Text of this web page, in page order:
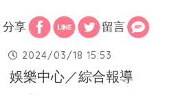
分享 留言
2024/03/18 15:53
娛樂中心／綜合報導